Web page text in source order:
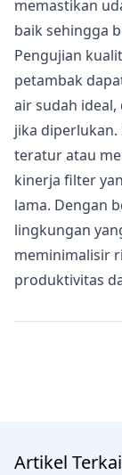
memastikan
baik sehingga
Pengujian
petambak
air sudah
jika
teratur atau
kinerja filter
lama. Dengan
lingkungan
meminimalisir
produktivitas
Artikel